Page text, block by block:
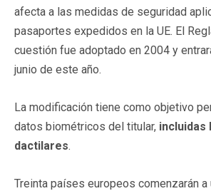
afecta a las medidas de seguridad
pasaportes expedidos en la UE. El
cuestión fue adoptado en 2004 y
junio de este año.
La modificación tiene como objetivo
datos biométricos del titular, incluidas
dactilares.
Treinta países europeos comenzarán a